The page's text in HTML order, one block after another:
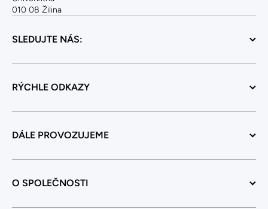
010 08 Žilina
SLEDUJTE NÁS:
RÝCHLE ODKAZY
DÁLE PROVOZUJEME
O SPOLEČNOSTI